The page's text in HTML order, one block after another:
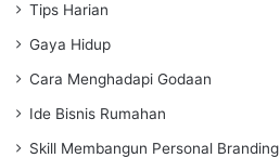
Tips Harian
Gaya Hidup
Cara Menghadapi Godaan
Ide Bisnis Rumahan
Skill Membangun Personal Branding